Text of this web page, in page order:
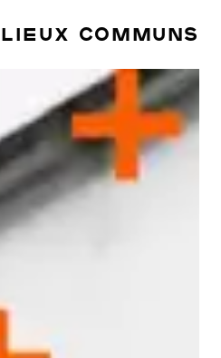
LIEUX COMMUNS